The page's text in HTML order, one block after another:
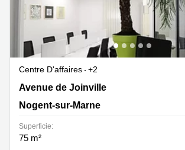
Centre D'affaires
+2
5 Avenue de Joinville, Nogent-sur-Marne
Avenue de Joinville
Nogent-sur-Marne
Superficie:
75 m²